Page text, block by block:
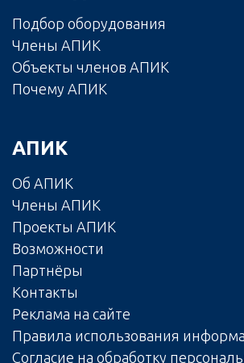
Подбор оборудования
Члены АПИК
Объекты членов АПИК
Почему АПИК
АПИК
Об АПИК
Члены АПИК
Проекты АПИК
Возможности
Партнёры
Контакты
Реклама на сайте
Правила использования
Согласие на обработку